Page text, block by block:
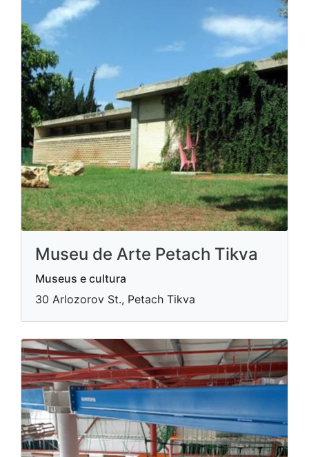
Museu de Arte Petach Tikva
Museus e cultura
30 Arlozorov St., Petach Tikva